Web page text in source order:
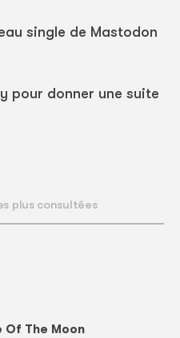
single de Mastodon
pour donner une suite
plus consultées
Of The Moon